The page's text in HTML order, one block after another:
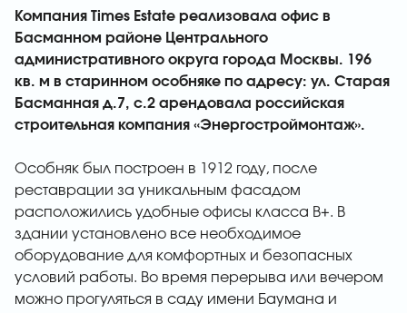
Компания Times Estate реализовала офис в
Басманном районе Центрального
административного округа города Москвы. 196
кв. м в старинном особняке по адресу: ул. Старая
Басманная д.7, с.2 арендовала российская
строительная компания «Энергостроймонтаж».
Особняк был построен в 1912 году, после
реставрации за уникальным фасадом
расположились удобные офисы класса В+. В
здании установлено все необходимое
оборудование для комфортных и безопасных
условий работы. Во время перерыва или вечером
можно прогуляться в саду имени Баумана и